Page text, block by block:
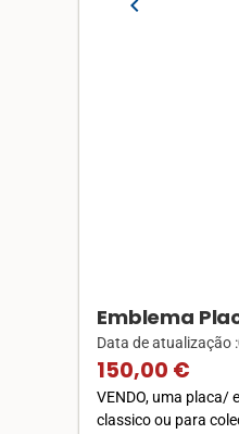
Emblema
Data de atualização :
150,00 €
VENDO, uma placa/
classico ou para